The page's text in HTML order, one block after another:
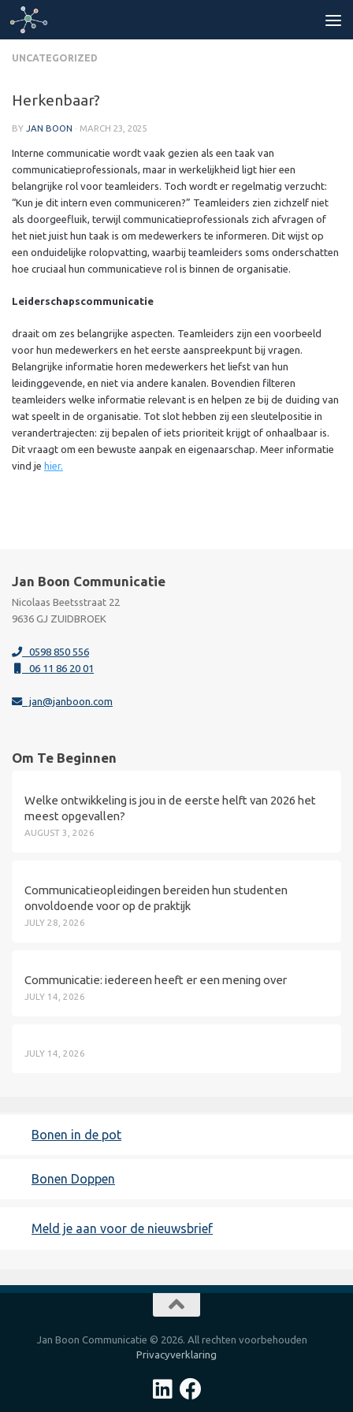
Skip to content
UNCATEGORIZED
Herkenbaar?
BY JAN BOON · MARCH 23, 2025
Interne communicatie wordt vaak gezien als een taak van
communicatieprofessionals, maar in werkelijkheid ligt hier een
belangrijke rol voor teamleiders. Toch wordt er regelmatig verzucht:
“Kun je dit intern even communiceren?” Teamleiders zien zichzelf niet
als doorgeefluik, terwijl communicatieprofessionals zich afvragen of
het niet juist hun taak is om medewerkers te informeren. Dit wijst op
een onduidelijke rolopvatting, waarbij teamleiders soms onderschatten
hoe cruciaal hun communicatieve rol is binnen de organisatie.
Leiderschapscommunicatie
draait om zes belangrijke aspecten. Teamleiders zijn een voorbeeld
voor hun medewerkers en het eerste aanspreekpunt bij vragen.
Belangrijke informatie horen medewerkers het liefst van hun
leidinggevende, en niet via andere kanalen. Bovendien filteren
teamleiders welke informatie relevant is en helpen ze bij de duiding van
wat speelt in de organisatie. Tot slot hebben zij een sleutelpositie in
verandertrajecten: zij bepalen of iets prioriteit krijgt of onhaalbaar is.
Dit vraagt om een bewuste aanpak en eigenaarschap. Meer informatie
vind je hier.
Jan Boon Communicatie
Nicolaas Beetsstraat 22
9636 GJ ZUIDBROEK
0598 850 556
06 11 86 20 01
jan@janboon.com
Om Te Beginnen
Welke ontwikkeling is jou in de eerste helft van 2026 het
meest opgevallen?
AUGUST 3, 2026
Communicatieopleidingen bereiden hun studenten
onvoldoende voor op de praktijk
JULY 28, 2026
Communicatie: iedereen heeft er een mening over
JULY 14, 2026
JULY 14, 2026
Bonen in de pot
Bonen Doppen
Meld je aan voor de nieuwsbrief
Jan Boon Communicatie © 2026. All rechten voorbehouden
Privacyverklaring